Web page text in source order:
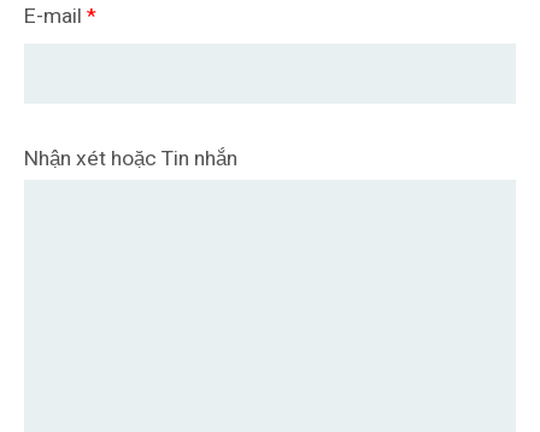
E-mail *
Nhận xét hoặc Tin nhắn